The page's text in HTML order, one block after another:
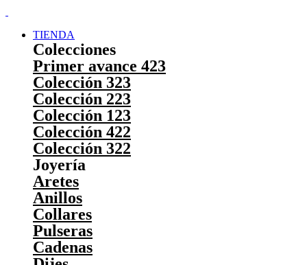
TIENDA
Colecciones
Primer avance 423
Colección 323
Colección 223
Colección 123
Colección 422
Colección 322
Joyería
Aretes
Anillos
Collares
Pulseras
Cadenas